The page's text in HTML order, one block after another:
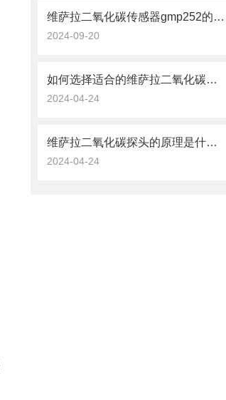
维萨拉二氧化碳传感器gmp252的数据处理与分析技术
2024-09-20
如何选择适合的维萨拉二氧化碳探头？
2024-04-24
维萨拉二氧化碳探头的原理是什么？
2024-04-24